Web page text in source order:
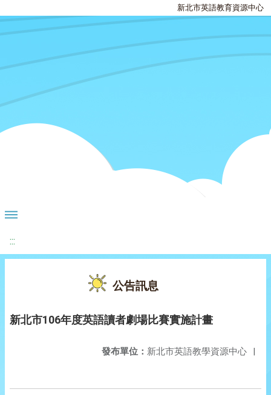
新北市英語教育資源中心
:::
公告訊息
新北市106年度英語讀者劇場比賽實施計畫
發布單位： 新北市英語教學資源中心 |